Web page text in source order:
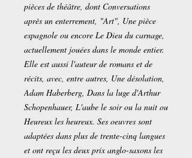
pièces de théâtre, dont Conversations
après un enterrement, "Art", Une pièce
espagnole ou encore Le Dieu du carnage,
actuellement jouées dans le monde entier.
Elle est aussi l'auteur de romans et de
récits, avec, entre autres, Une désolation,
Adam Haberberg, Dans la luge d'Arthur
Schopenhauer, L'aube le soir ou la nuit ou
Heureux les heureux. Ses oeuvres sont
adaptées dans plus de trente-cinq langues
et ont reçu les deux prix anglo-saxons les